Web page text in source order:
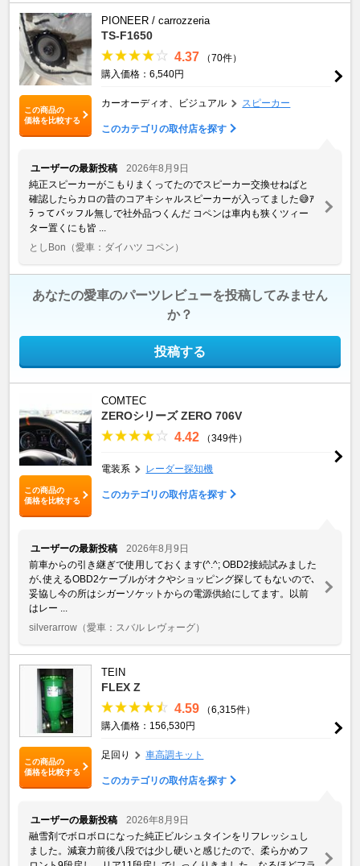
この商品の
価格を比較する
PIONEER / carrozzeria
TS-F1650
4.37
（70件）
購入価格：6,540円
カーオーディオ、ビジュアル スピーカー
このカテゴリの取付店を探す
ユーザーの最新投稿
2026年8月9日
純正スピーカーがこもりまくってたのでスピーカー交換せねばと
確認したらカロの昔のコアキシャルスピーカーが入ってました😅ｱ
ﾗ ってバッフル無しで社外品つくんだ コペンは車内も狭くツィー
ター置くにも皆 ...
としBon （愛車：ダイハツ コペン）
あなたの愛車のパーツレビューを投稿してみません
か？
投稿する
この商品の
価格を比較する
COMTEC
ZEROシリーズ ZERO 706V
4.42 （349件）
電装系 レーダー探知機
このカテゴリの取付店を探す
ユーザーの最新投稿
2026年8月9日
前車からの引き継ぎで使用しておくます(^.^; OBD2接続試みました
が､使えるOBD2ケーブルがオクやショッピング探してもないので､
妥協し今の所はシガーソケットからの電源供給にしてます。以前
はレー ...
silverarrow （愛車：スバル レヴォーグ）
この商品の
価格を比較する
TEIN
FLEX Z
4.59
（6,315件）
購入価格：156,530円
足回り 車高調キット
このカテゴリの取付店を探す
ユーザーの最新投稿
2026年8月9日
融雪剤でボロボロになった純正ビルシュタインをリフレッシュし
ました。減衰力前後八段では少し硬いと感じたので、柔らかめフ